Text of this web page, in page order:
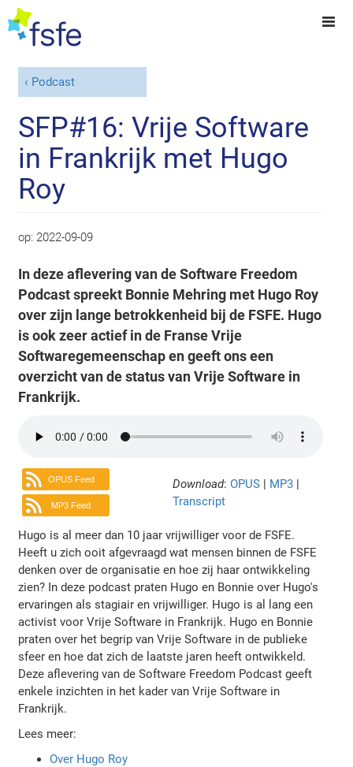
Podcast
SFP#16: Vrije Software
in Frankrijk met Hugo
Roy
op: 2022-09-09
In deze aflevering van de Software Freedom
Podcast spreekt Bonnie Mehring met Hugo Roy
over zijn lange betrokkenheid bij de FSFE. Hugo
is ook zeer actief in de Franse Vrije
Softwaregemeenschap en geeft ons een
overzicht van de status van Vrije Software in
Frankrijk.
OPUS Feed
MP3 Feed
Download: OPUS | MP3 |
Transcript
Hugo is al meer dan 10 jaar vrijwilliger voor de FSFE.
Heeft u zich ooit afgevraagd wat mensen binnen de FSFE
denken over de organisatie en hoe zij haar ontwikkeling
zien? In deze podcast praten Hugo en Bonnie over Hugo's
ervaringen als stagiair en vrijwilliger. Hugo is al lang een
activist voor Vrije Software in Frankrijk. Hugo en Bonnie
praten over het begrip van Vrije Software in de publieke
sfeer en hoe dat zich de laatste jaren heeft ontwikkeld.
Deze aflevering van de Software Freedom Podcast geeft
enkele inzichten in het kader van Vrije Software in
Frankrijk.
Lees meer:
Over Hugo Roy